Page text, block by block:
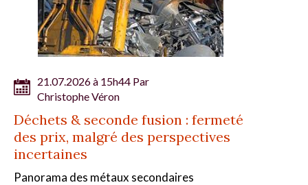
21.07.2026 à 15h44 Par
Christophe Véron
Déchets & seconde fusion : fermeté
des prix, malgré des perspectives
incertaines
Panorama des métaux secondaires